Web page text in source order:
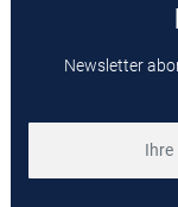
Newsletter